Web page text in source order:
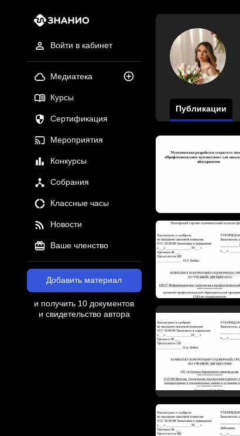
Войти в кабинет
Медиатека
Курсы
Сертификация
Мероприятия
Конкурсы
Собрания
Классные часы
Новости
Ваше членство
Добавить материал
и получить 10 документов
и свидетельство автора
Публикации